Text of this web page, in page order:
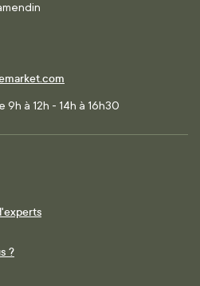
à 12h - 14h à 16h30
?